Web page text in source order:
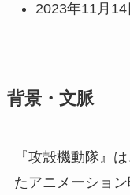
2023年11月14
背景・文脈
『攻殻機動隊』
たアニメーショ